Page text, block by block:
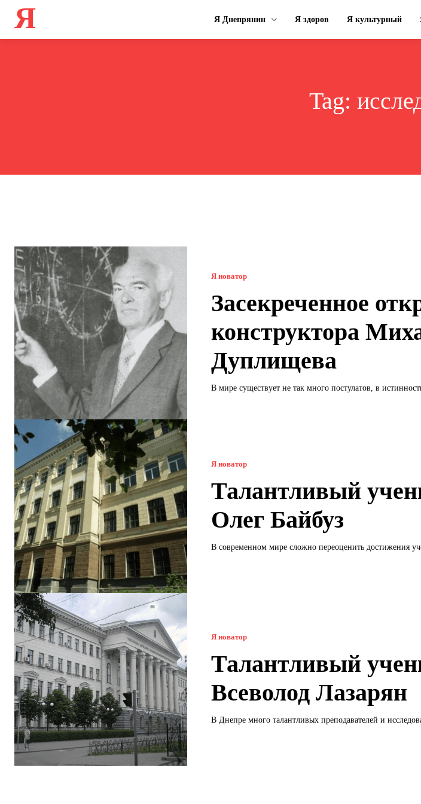
Я Я Днепрянин Я здоров Я культурный
Tag:
Я новатор
Засекреченное
конструктора
Дуплищева
В мире существует не так много постулатов, в
Я новатор
Талантливый
Олег Байбуз
В современном мире сложно переоценить достижения
Я новатор
Талантливый
Всеволод Лазарян
В Днепре много талантливых преподавателей и